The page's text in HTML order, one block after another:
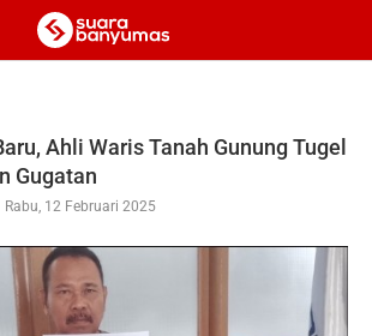
Ahli Waris Tanah Gunung Tugel
Gugatan
Rabu, 12 Februari 2025